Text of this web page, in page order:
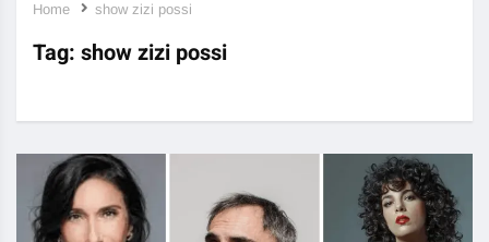
Home show zizi possi
Tag: show zizi possi